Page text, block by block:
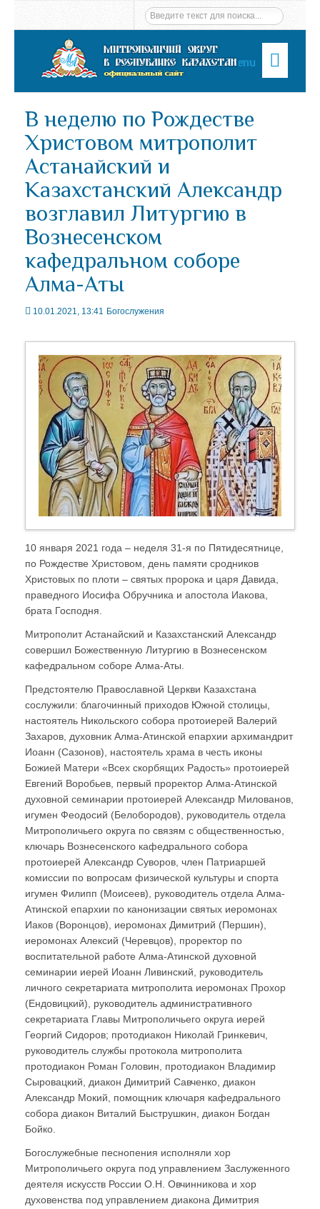
Menu
В неделю по Рождестве
Христовoм митрополит
Астанайский и
Казахстанский Александр
возглавил Литургию в
Вознесенском
кафедральном соборе
Алма-Аты
10.01.2021, 13:41 Богослужения
10 января 2021 года – неделя 31-я по Пятидесятнице,
по Рождестве Христовом, день памяти сродников
Христовых по плоти – святых пророка и царя Давида,
праведного Иосифа Обручника и апостола Иакова,
брата Господня.
Митрополит Астанайский и Казахстанский Александр
совершил Божественную Литургию в Вознесенском
кафедральном соборе Алма-Аты.
Предстоятелю Православной Церкви Казахстана
сослужили: благочинный приходов Южной столицы,
настоятель Никольского собора протоиерей Валерий
Захаров, духовник Алма-Атинской епархии архимандрит
Иоанн (Сазонов), настоятель храма в честь иконы
Божией Матери «Всех скорбящих Радость» протоиерей
Евгений Воробьев, первый проректор Алма-Атинской
духовной семинарии протоиерей Александр Милованов,
игумен Феодосий (Белобородов), руководитель отдела
Митрополичьего округа по связям с общественностью,
ключарь Вознесенского кафедрального собора
протоиерей Александр Суворов, член Патриаршей
комиссии по вопросам физической культуры и спорта
игумен Филипп (Моисеев), руководитель отдела Алма-
Атинской епархии по канонизации святых иеромонах
Иаков (Воронцов), иеромонах Димитрий (Першин),
иеромонах Алексий (Черевцов), проректор по
воспитательной работе Алма-Атинской духовной
семинарии иерей Иоанн Ливинский, руководитель
личного секретариата митрополита иеромонах Прохор
(Ендовицкий), руководитель административного
секретариата Главы Митрополичьего округа иерей
Георгий Сидоров; протодиакон Николай Гринкевич,
руководитель службы протокола митрополита
протодиакон Роман Головин, протодиакон Владимир
Сыровацкий, диакон Димитрий Савченко, диакон
Александр Мокий, помощник ключаря кафедрального
собора диакон Виталий Быструшкин, диакон Богдан
Бойко.
Богослужебные песнопения исполняли хор
Митрополичьего округа под управлением Заслуженного
деятеля искусств России О.Н. Овчинникова и хор
духовенства под управлением диакона Димитрия